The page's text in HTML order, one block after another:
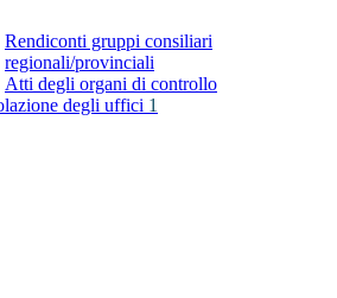
Rendiconti gruppi consiliari
regionali/provinciali
Atti degli organi di controllo
degli uffici 1